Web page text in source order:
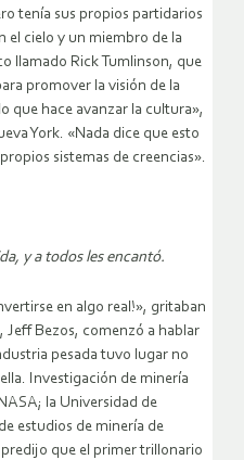
tenía sus propios partidarios
el cielo y un miembro de la
llamado Rick Tumlinson, que
promover la visión de la
que hace avanzar la cultura»,
York. «Nada dice que esto
sistemas de creencias».
y a todos les encantó.
en algo real!», gritaban
Jeff Bezos, comenzó a hablar
pesada tuvo lugar no
Investigación de minería
la Universidad de
estudios de minería de
predijo que el primer trillonario